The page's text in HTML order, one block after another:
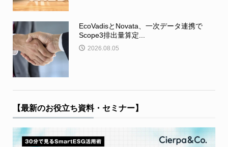
EcoVadisとNovata、一次データ連携で
Scope3排出量算定...
2026.08.05
【最新のお役立ち資料・セミナー】